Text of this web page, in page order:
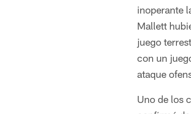
inoperante
Mallett
juego
con un
ataque
Uno de los